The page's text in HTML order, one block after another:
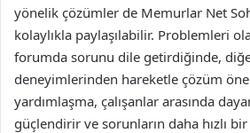
yönelik çözümler de Memurlar Net
kolaylıkla paylaşılabilir. Problemleri
forumda sorunu dile getirdiğinde,
deneyimlerinden hareketle çözüm
yardımlaşma, çalışanlar arasında
güçlendirir ve sorunların daha hızlı